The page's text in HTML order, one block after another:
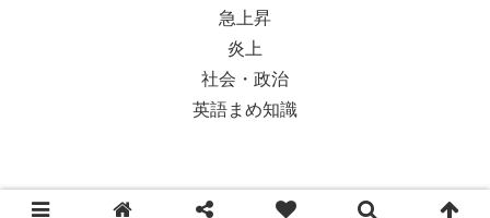
急上昇
炎上
社会・政治
英語まめ知識
© 2018-2026 Ypsilon Magazine.